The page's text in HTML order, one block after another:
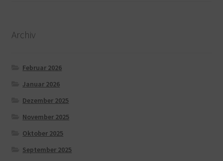
Archiv
Februar 2026
Januar 2026
Dezember 2025
November 2025
Oktober 2025
September 2025